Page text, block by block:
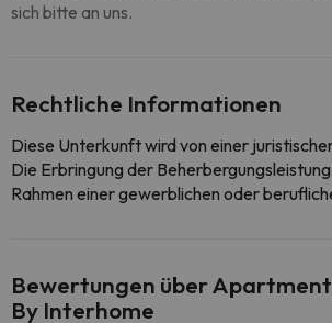
sich bitte an uns.
Rechtliche Informationen
Diese Unterkunft wird von einer
Die Erbringung der
Rahmen einer gewerblichen oder
Bewertungen über
By Interhome